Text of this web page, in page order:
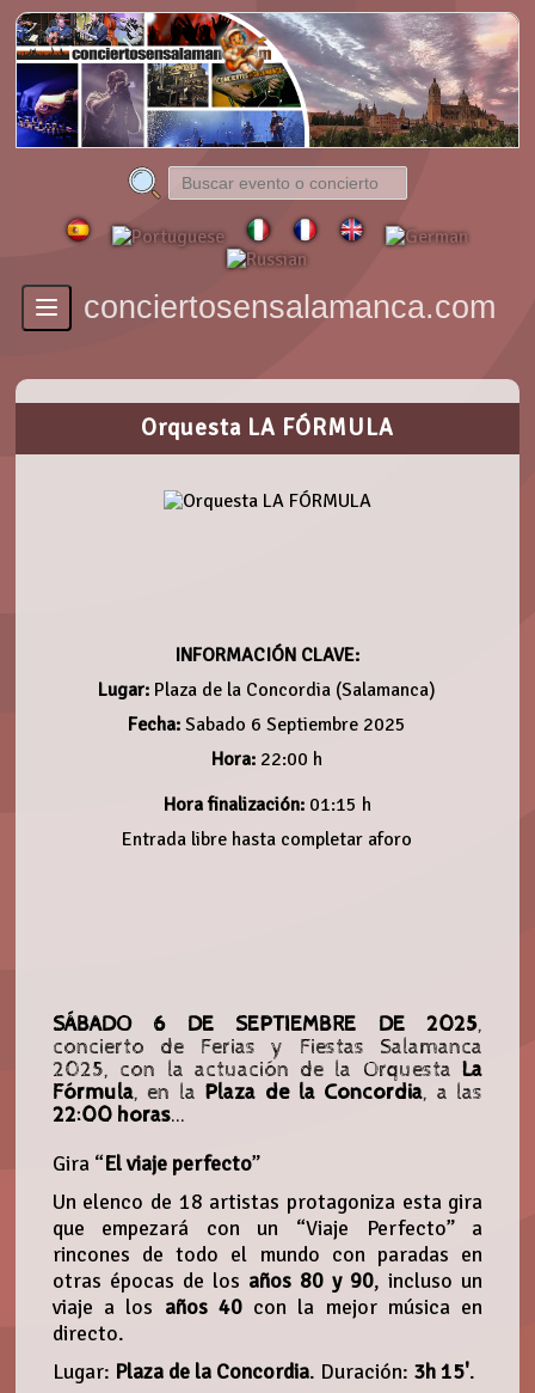
Toggle
navigationconciertosensalamanca.com
Orquesta LA FÓRMULA
INFORMACIÓN CLAVE:
Lugar: Plaza de la Concordia (Salamanca)
Fecha: Sabado 6 Septiembre 2025
Hora: 22:00 h
Hora finalización:01:15 h
Entrada libre hasta completar aforo
SÁBADO 6 DE SEPTIEMBRE DE 2025,
concierto de Ferias y Fiestas Salamanca
2025, con la actuación de la OrquestaLa
Fórmula, en la Plaza de la Concordia, a las
22:00 horas...
Gira “El viaje perfecto”
Un elenco de 18 artistas protagoniza esta gira
que empezará con un “Viaje Perfecto” a
rincones de todo el mundo con paradas en
otras épocas de los años 80 y 90, incluso un
viaje a los años 40con la mejor música en
directo.
Lugar: Plaza de la Concordia. Duración: 3h 15'.